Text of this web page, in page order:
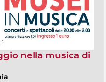
nella musica di